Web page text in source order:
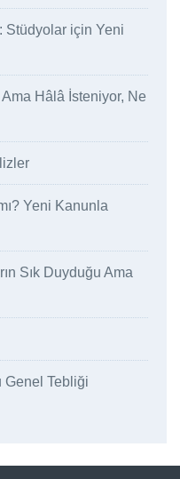
Stüdyolar için Yeni
Ama Hâlâ İsteniyor, Ne
Yeni Kanunla
Sık Duyduğu Ama
Genel Tebliği